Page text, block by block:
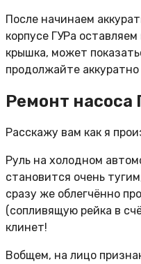
После начинаем
корпусе ГУРа
крышка, может
продолжайте
Ремонт насоса
Расскажу вам как я
Руль на холодном
становится очень
сразу же облегчённо
(сопливящую рейка в
клинет!
Вобщем, на лицо